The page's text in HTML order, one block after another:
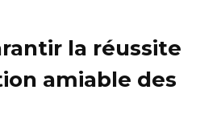
la réussite
amiable des